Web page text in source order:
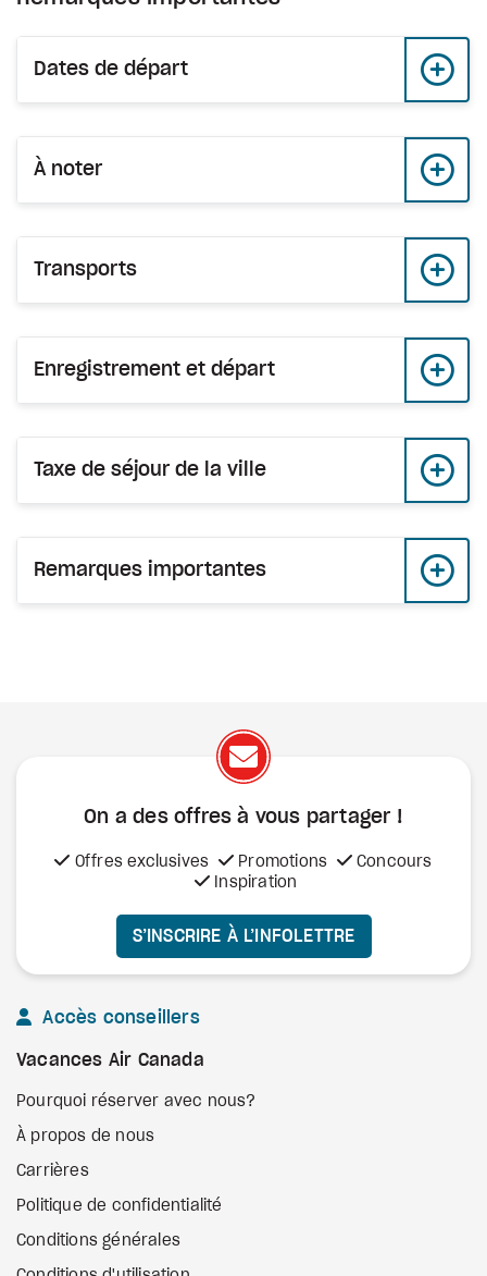
Dates de départ
À noter
Transports
Enregistrement et départ
Taxe de séjour de la ville
Remarques importantes
On a des offres à vous partager !
Offres exclusives Promotions
Concours
Inspiration
S’INSCRIRE À L’INFOLETTRE
Accès conseillers
Vacances Air Canada
Pourquoi réserver avec nous?
À propos de nous
Carrières
Politique de confidentialité
Conditions générales